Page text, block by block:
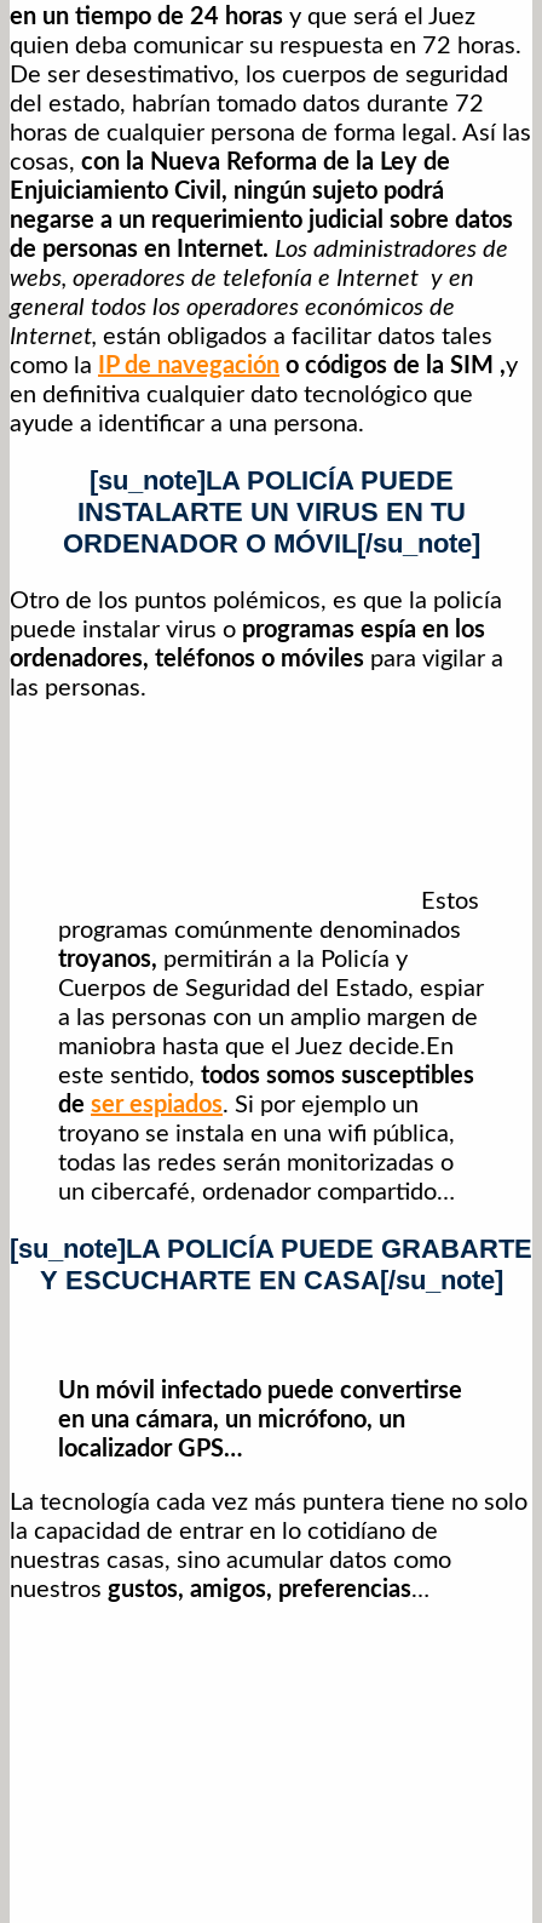
en un tiempo de 24 horas y que será el Juez
quien deba comunicar su respuesta en 72 horas.
De ser desestimativo, los cuerpos de seguridad
del estado, habrían tomado datos durante 72
horas de cualquier persona de forma legal. Así las
cosas, con la Nueva Reforma de la Ley de
Enjuiciamiento Civil, ningún sujeto podrá
negarse a un requerimiento judicial sobre datos
de personas en Internet. Los administradores de
webs, operadores de telefonía e Internet y en
general todos los operadores económicos de
Internet, están obligados a facilitar datos tales
como la
IP de navegación o códigos de la SIM ,y
en definitiva cualquier dato tecnológico que
ayude a identificar a una persona.
[su_note]LA POLICÍA PUEDE
INSTALARTE UN VIRUS EN TU
ORDENADOR O MÓVIL[/su_note]
Otro de los puntos polémicos, es que la policía
puede instalar virus o programas espía en los
ordenadores, teléfonos o móviles para vigilar a
las personas.
Estos
programas comúnmente denominados
troyanos, permitirán a la Policía y
Cuerpos de Seguridad del Estado, espiar
a las personas con un amplio margen de
maniobra hasta que el Juez decide.En
este sentido, todos somos susceptibles
de ser espiados. Si por ejemplo un
troyano se instala en una wifi pública,
todas las redes serán monitorizadas o
un cibercafé, ordenador compartido…
[su_note]LA POLICÍA PUEDE GRABARTE
Y ESCUCHARTE EN CASA[/su_note]
Un móvil infectado puede convertirse
en una cámara, un micrófono, un
localizador GPS…
La tecnología cada vez más puntera tiene no solo
la capacidad de entrar en lo cotidíano de
nuestras casas, sino acumular datos como
nuestros gustos, amigos, preferencias…